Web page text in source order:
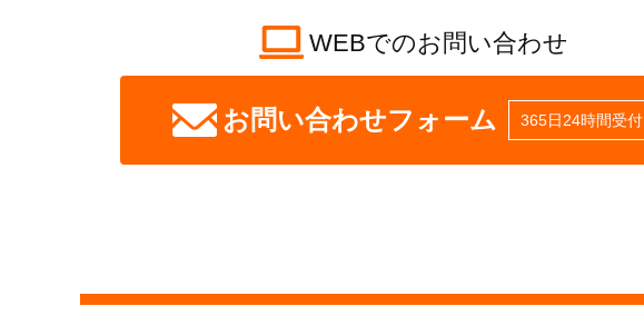
WEBでのお問い合わせ
お問い合わせフォーム 365日24時間受付